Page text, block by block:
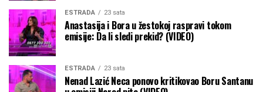
ESTRADA 23 sata
Anastasija i Bora u žestokoj raspravi tokom
emisije: Da li sledi prekid? (VIDEO)
ESTRADA 23 sata
Nenad Lazić Neca ponovo kritikovao Boru Santanu